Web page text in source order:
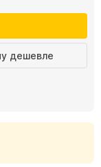
дешевле